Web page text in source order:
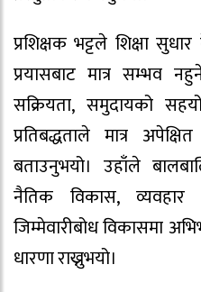
प्रशिक्षक भट्टले शिक्षा
प्रयासबाट मात्र सम्भव
सक्रियता, समुदायको
प्रतिबद्धताले मात्र
बताउनुभयो। उहाँले
नैतिक विकास, व्यवहार
जिम्मेवारीबोध विकासमा
धारणा राख्नुभयो।